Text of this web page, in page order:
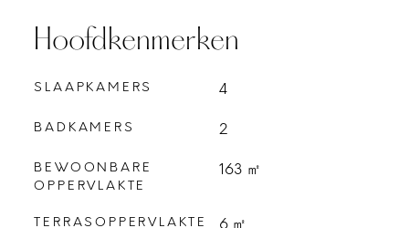
Hoofdkenmerken
SLAAPKAMERS 4
BADKAMERS 2
BEWOONBARE
OPPERVLAKTE
163 ㎡
TERRASOPPERVLAKTE 6 ㎡